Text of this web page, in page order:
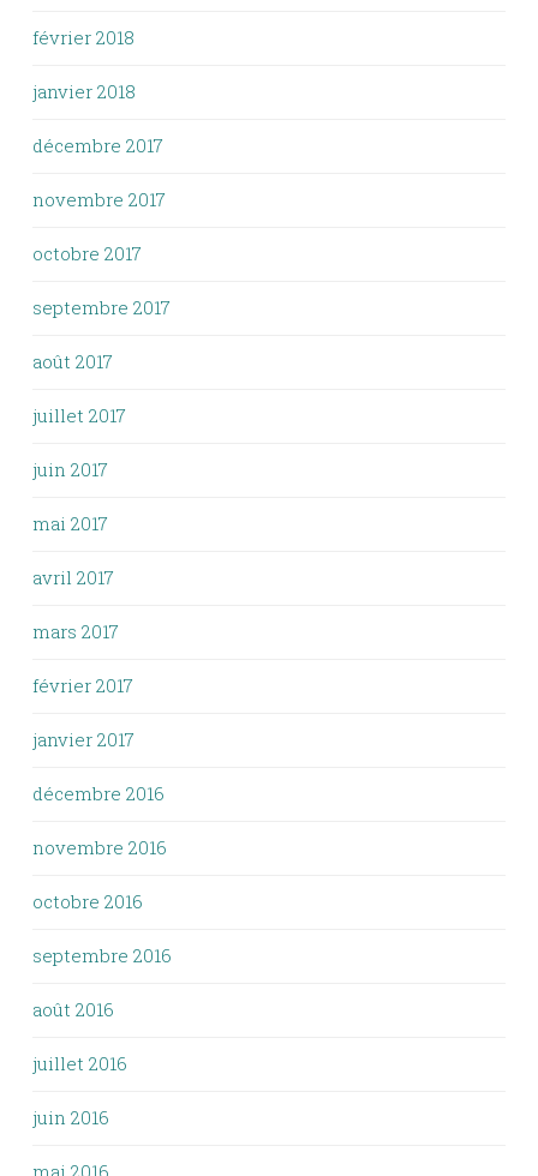
février 2018
janvier 2018
décembre 2017
novembre 2017
octobre 2017
septembre 2017
août 2017
juillet 2017
juin 2017
mai 2017
avril 2017
mars 2017
février 2017
janvier 2017
décembre 2016
novembre 2016
octobre 2016
septembre 2016
août 2016
juillet 2016
juin 2016
mai 2016